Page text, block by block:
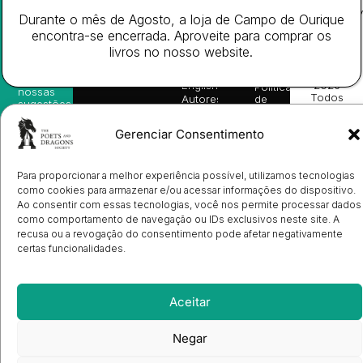
Gerenciar Consentimento
Para proporcionar a melhor experiência possível, utilizamos tecnologias
como cookies para armazenar e/ou acessar informações do dispositivo.
Ao consentir com essas tecnologias, você nos permite processar dados
como comportamento de navegação ou IDs exclusivos neste site. A
recusa ou a revogação do consentimento pode afetar negativamente
certas funcionalidades.
Aceitar
Negar
Livros
da
Editora
Books
English
Autores
Ulysses
Contactos
Envio
de
Manuscritos
Candidatura
de
Ilustradores
Condições
Gerais de
Política
de
Livro de
se na
nossa
newsletter
nossas
sugestões
de
leitura,
novidades
sobre
vantagens
exclusivas
e
diretamente
no seu
e-mail.
por
Turn
2026
Todos
Durante o mês de Agosto, a loja de Campo de Ourique
encontra-se encerrada. Aproveite para comprar os
livros no nosso website.